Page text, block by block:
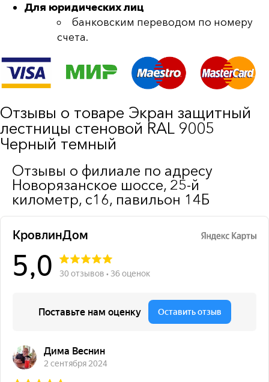
Для юридических лиц
банковским переводом по номеру
счета.
Отзывы о товаре Экран защитный
лестницы стеновой RAL 9005
Черный темный
Отзывы о филиале по адресу
Новорязанское шоссе, 25-й
километр, с16, павильон 14Б